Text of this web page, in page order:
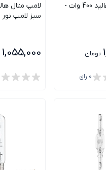
لامپ متال هالید 400 وات -
تومان
0 رای
سبز لامپ نور
1,055,000